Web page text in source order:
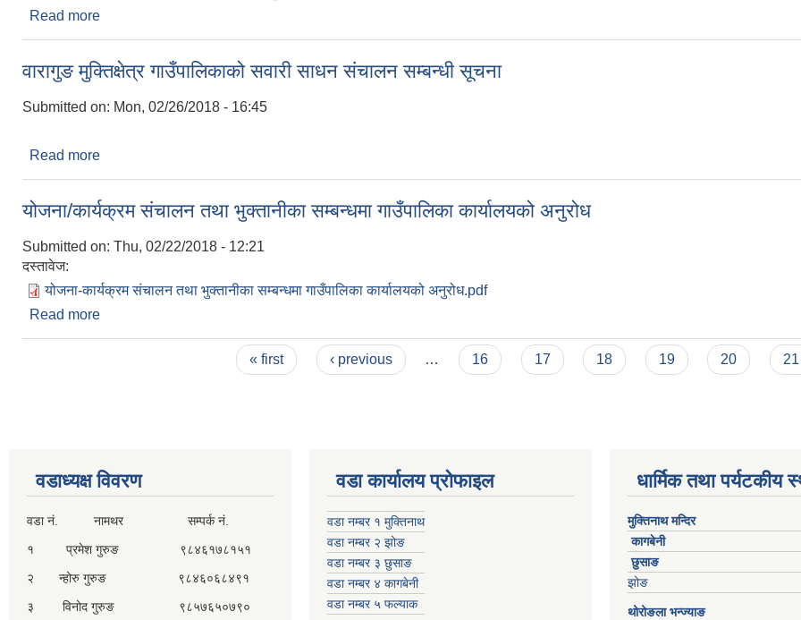
Read more
वारागुङ मुक्तिक्षेत्र गाउँपालिकाको सवारी साधन संचालन सम्बन्धी सूचना
Submitted on: Mon, 02/26/2018 - 16:45
Read more
योजना/कार्यक्रम संचालन तथा भुक्तानीका सम्बन्धमा गाउँपालिका कार्यालयको अनुरोध
Submitted on: Thu, 02/22/2018 - 12:21
दस्तावेज:
योजना-कार्यक्रम संचालन तथा भुक्तानीका सम्बन्धमा गाउँपालिका कार्यालयको अनुरोध.pdf
Read more
« first ‹ previous … 16 17 18 19 20 21
वडाध्यक्ष विवरण
वडा नं. नामथर सम्पर्क नं.
१ प्रमेश गुरुङ ९८४६१७८१५१
२ न्होरु गुरुङ ९८४६०६८४९१
३ विनोद गुरुङ ९८५७६५०७९०
वडा कार्यालय प्रोफाइल
वडा नम्बर १ मुक्तिनाथ
वडा नम्बर २ झोङ
वडा नम्बर ३ छुसाङ
वडा नम्बर ४ कागबेनी
वडा नम्बर ५ फल्याक
धार्मिक तथा पर्यटकीय
मुक्तिनाथ मन्दिर
कागबेनी
छुसाङ
झोङ
थोरोङला भन्ज्याङ